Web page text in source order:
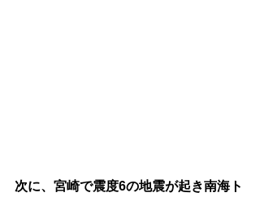
次に、宮崎で震度6の地震が起き南海ト